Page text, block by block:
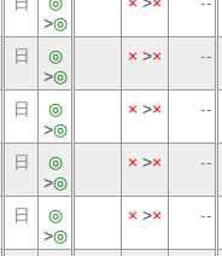
>◎
日
◎
>◎
× >× --
日
◎
>◎
× >× --
日
◎
>◎
× >× --
日
◎
>◎
× >× --